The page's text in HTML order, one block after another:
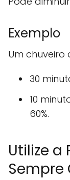
Exemplo
Um chuveiro
30
10
60%.
Utilize a
Sempre